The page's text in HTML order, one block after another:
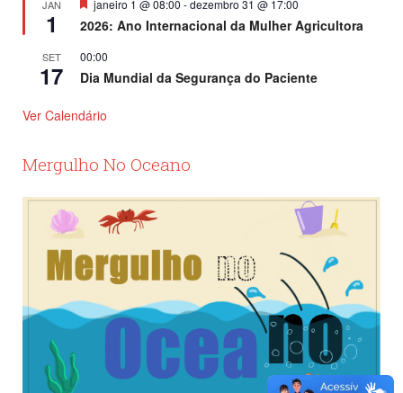
JAN
1
Destacado
janeiro 1 @ 08:00 -dezembro 31 @ 17:00
2026: Ano Internacional da Mulher Agricultora
SET
17
00:00
Dia Mundial da Segurança do Paciente
Ver Calendário
Mergulho No Oceano